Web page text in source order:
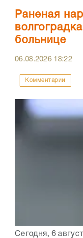
Раненая
больнице
06.08.2026 18:22
Комментарии
Сегодня, 6